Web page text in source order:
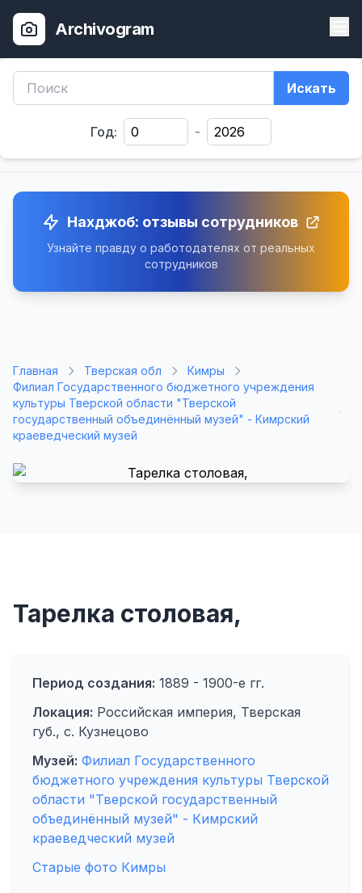
Archivogram
Искать
Год: -
Нахджоб: отзывы сотрудников
Узнайте правду о работодателях от реальных
сотрудников
Главная Тверская обл
Кимры
Филиал Государственного бюджетного учреждения
культуры Тверской области "Тверской
государственный объединённый музей" - Кимрский
краеведческий музей
Тарелка столовая,
Период создания: 1889 - 1900-е гг.
Локация: Российская империя, Тверская
губ., с. Кузнецово
Музей: Филиал Государственного
бюджетного учреждения культуры Тверской
области "Тверской государственный
объединённый музей" - Кимрский
краеведческий музей
Старые фото Кимры